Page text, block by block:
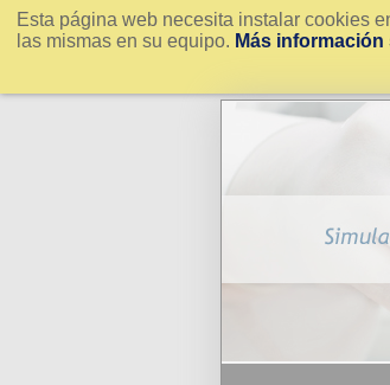
Esta página web necesita instalar cookies
las mismas en su equipo. Más